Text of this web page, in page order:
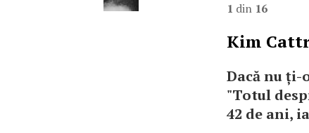
1 din 16
Kim
Dacă nu
"Totul
42 de ani,